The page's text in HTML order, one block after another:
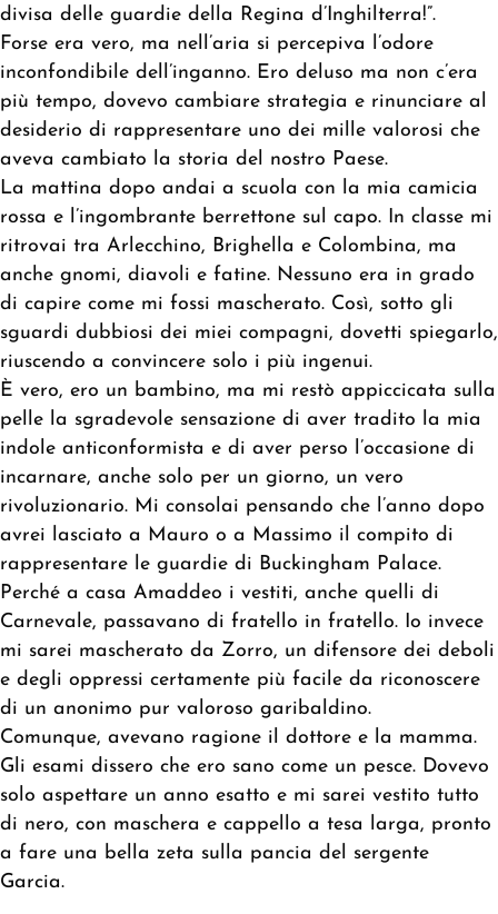
divisa delle guardie della Regina d’Inghilterra!”.
Forse era vero, ma nell’aria si percepiva l’odore
inconfondibile dell’inganno. Ero deluso ma non c’era
più tempo, dovevo cambiare strategia e rinunciare al
desiderio di rappresentare uno dei mille valorosi che
aveva cambiato la storia del nostro Paese.
La mattina dopo andai a scuola con la mia camicia
rossa e l’ingombrante berrettone sul capo. In classe mi
ritrovai tra Arlecchino, Brighella e Colombina, ma
anche gnomi, diavoli e fatine. Nessuno era in grado
di capire come mi fossi mascherato. Così, sotto gli
sguardi dubbiosi dei miei compagni, dovetti spiegarlo,
riuscendo a convincere solo i più ingenui.
È vero, ero un bambino, ma mi restò appiccicata sulla
pelle la sgradevole sensazione di aver tradito la mia
indole anticonformista e di aver perso l’occasione di
incarnare, anche solo per un giorno, un vero
rivoluzionario. Mi consolai pensando che l’anno dopo
avrei lasciato a Mauro o a Massimo il compito di
rappresentare le guardie di Buckingham Palace.
Perché a casa Amaddeo i vestiti, anche quelli di
Carnevale, passavano di fratello in fratello. Io invece
mi sarei mascherato da Zorro, un difensore dei deboli
e degli oppressi certamente più facile da riconoscere
di un anonimo pur valoroso garibaldino.
Comunque, avevano ragione il dottore e la mamma.
Gli esami dissero che ero sano come un pesce. Dovevo
solo aspettare un anno esatto e mi sarei vestito tutto
di nero, con maschera e cappello a tesa larga, pronto
a fare una bella zeta sulla pancia del sergente
Garcia.